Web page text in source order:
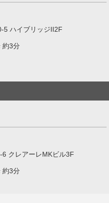
5 ハイブリッジII2F
約3分
クレアーレMKビル3F
約3分